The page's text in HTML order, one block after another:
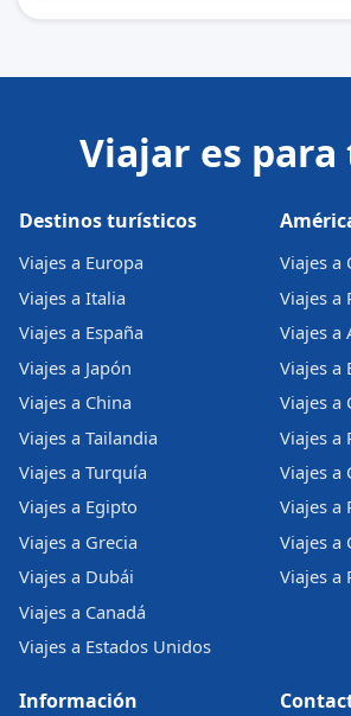
Viajar es para
Destinos turísticos
Viajes a Europa
Viajes a Italia
Viajes a España
Viajes a Japón
Viajes a China
Viajes a Tailandia
Viajes a Turquía
Viajes a Egipto
Viajes a Grecia
Viajes a Dubái
Viajes a Canadá
Viajes a Estados Unidos
Viajes a
Viajes a
Viajes a
Viajes a
Viajes a
Viajes a
Viajes a
Viajes a
Viajes a
Viajes a
Información